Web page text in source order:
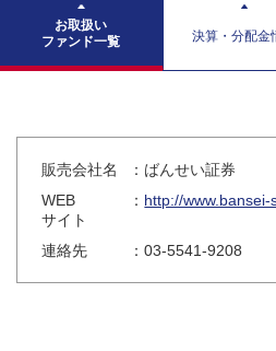
お取扱い
ファンド一覧
決算・分配金
販売会社名
：ばんせい証券
WEB
サイト
： http://www.bansei-
連絡先 ：03-5541-9208